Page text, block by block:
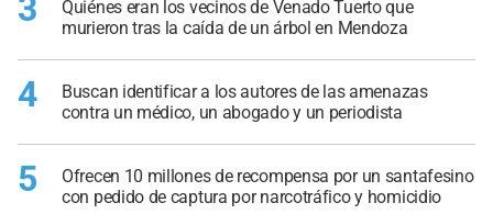
3
Quiénes eran los vecinos de Venado Tuerto que
murieron tras la caída de un árbol en Mendoza
4
Buscan identificar a los autores de las amenazas
contra un médico, un abogado y un periodista
5
Ofrecen 10 millones de recompensa por un santafesino
con pedido de captura por narcotráfico y homicidio